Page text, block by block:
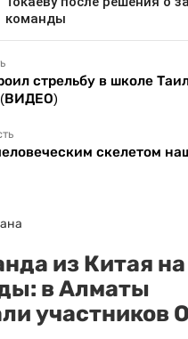
стрельбу в школе
(ВИДЕО)
скелетом
из Китая на
в Алматы
участников